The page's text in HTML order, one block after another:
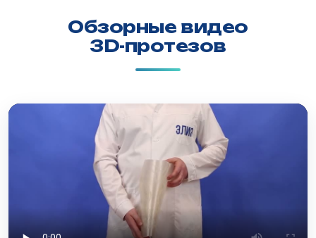
Обзорные видео
3D-протезов